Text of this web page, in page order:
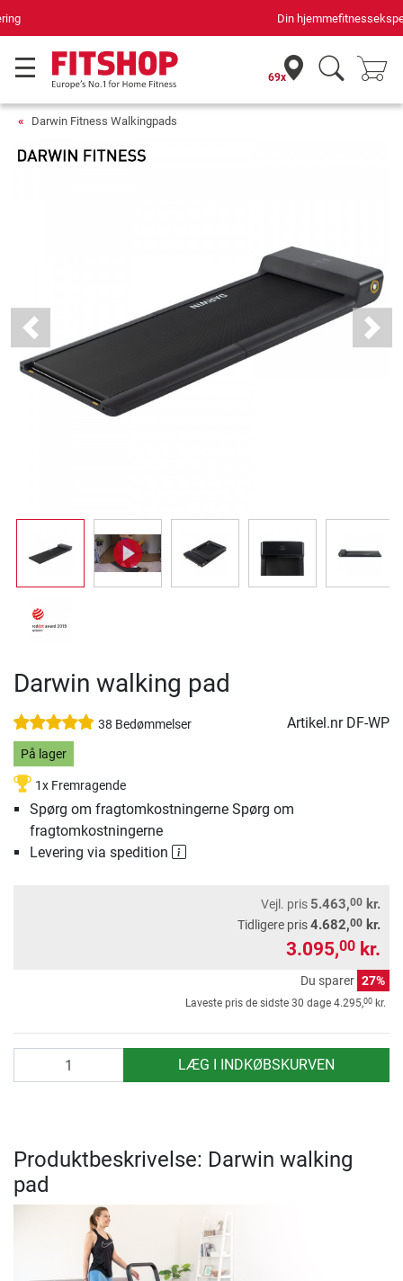
Din hjemmefitnessekspert gennem 42 år
69x
Darwin Fitness Walkingpads
Previous Next
Darwin walking pad
38 Bedømmelser Artikel.nr DF-WP
På lager
1x Fremragende
Spørg om fragtomkostningerne Spørg om
fragtomkostningerne
Levering via spedition
Vejl. pris 5.463,00 kr.
Tidligere pris4.682,00 kr.
3.095,00 kr.
Du sparer 27%
Laveste pris de sidste 30 dage 4.295,00 kr.
LÆG I INDKØBSKURVEN
Produktbeskrivelse: Darwin walking
pad